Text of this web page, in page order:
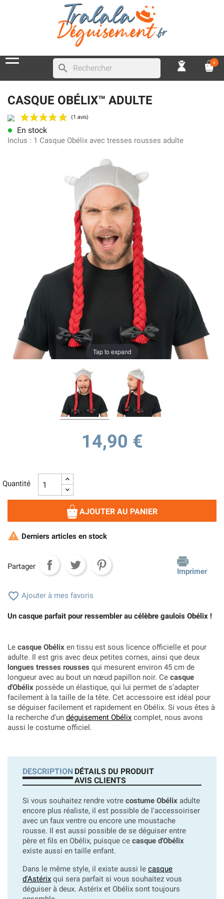
search 0
CASQUE OBÉLIX™ ADULTE
(1 avis)
lens En stock
Inclus : 1 Casque Obélix avec tresses rousses adulte
Tap to expand
14,90 €
Quantité
AJOUTER AU PANIER
 Derniers articles en stock
Partager
Imprimer
 Ajouter à mes favoris
Un casque parfait pour ressembler au célèbre gaulois Obélix !
Le casque Obélix en tissu est sous licence officielle et pour
adulte. Il est gris avec deux petites cornes, ainsi que deux
longues tresses rousses qui mesurent environ 45 cm de
longueur avec au bout un nœud papillon noir. Ce casque
d'Obélix possède un élastique, qui lui permet de s'adapter
facilement à la taille de la tête. Cet accessoire est idéal pour
se déguiser facilement et rapidement en Obélix. Si vous êtes à
la recherche d'un déguisement Obélix complet, nous avons
aussi le costume officiel.
DESCRIPTION DÉTAILS DU PRODUIT
AVIS CLIENTS
Si vous souhaitez rendre votre costume Obélix adulte
encore plus réaliste, il est possible de l'accessoiriser
avec un faux ventre ou encore une moustache
rousse. Il est aussi possible de se déguiser entre
père et fils en Obélix, puisque ce casque d'Obélix
existe aussi en taille enfant.
Dans le même style, il existe aussi le casque
d'Astérix qui sera parfait si vous souhaitez vous
déguiser à deux. Astérix et Obélix sont toujours